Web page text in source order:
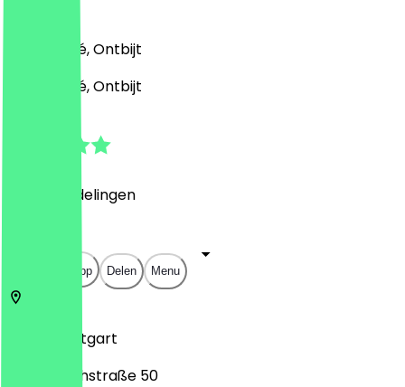
Turks, Café, Ontbijt
Turks, Café, Ontbijt
Beoordelingen
Open in app Delen Menu
Stuttgart
Nesenbachstraße 50